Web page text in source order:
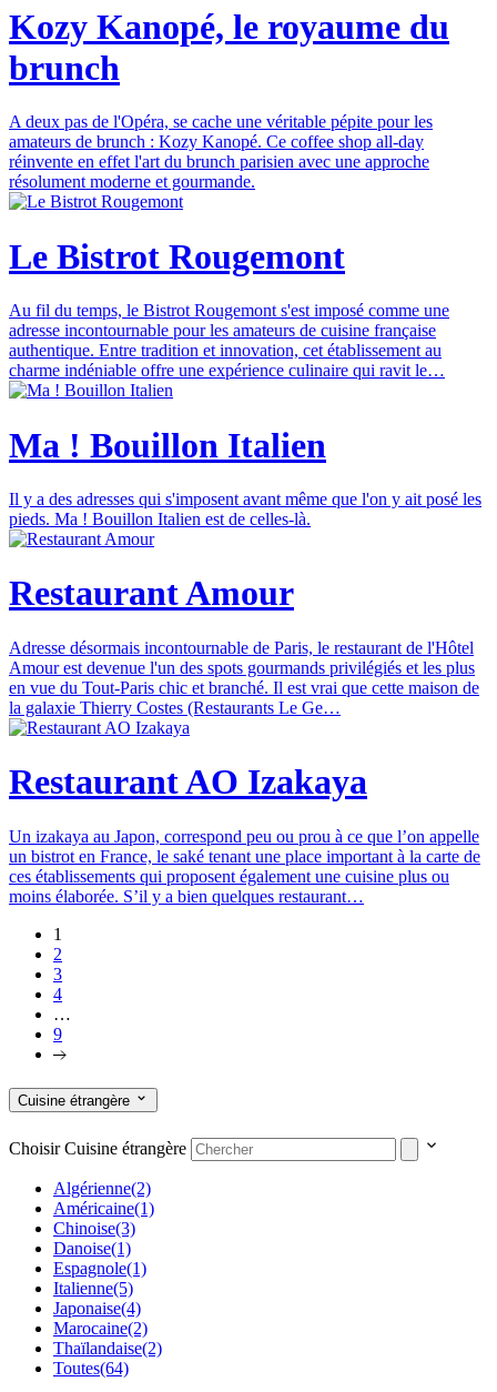
Kozy Kanopé, le royaume du
brunch
A deux pas de l'Opéra, se cache une véritable pépite pour les
amateurs de brunch : Kozy Kanopé. Ce coffee shop all-day
réinvente en effet l'art du brunch parisien avec une approche
résolument moderne et gourmande.
Le Bistrot Rougemont
Au fil du temps, le Bistrot Rougemont s'est imposé comme une
adresse incontournable pour les amateurs de cuisine française
authentique. Entre tradition et innovation, cet établissement au
charme indéniable offre une expérience culinaire qui ravit le…
Ma ! Bouillon Italien
Il y a des adresses qui s'imposent avant même que l'on y ait posé les
pieds. Ma ! Bouillon Italien est de celles-là.
Restaurant Amour
Adresse désormais incontournable de Paris, le restaurant de l'Hôtel
Amour est devenue l'un des spots gourmands privilégiés et les plus
en vue du Tout-Paris chic et branché. Il est vrai que cette maison de
la galaxie Thierry Costes (Restaurants Le Ge…
Restaurant AO Izakaya
Un izakaya au Japon, correspond peu ou prou à ce que l’on appelle
un bistrot en France, le saké tenant une place important à la carte de
ces établissements qui proposent également une cuisine plus ou
moins élaborée. S’il y a bien quelques restaurant…
1
2
3
4
…
9
Cuisine étrangère
Choisir Cuisine étrangère
Algérienne(2)
Américaine(1)
Chinoise(3)
Danoise(1)
Espagnole(1)
Italienne(5)
Japonaise(4)
Marocaine(2)
Thaïlandaise(2)
Toutes(64)